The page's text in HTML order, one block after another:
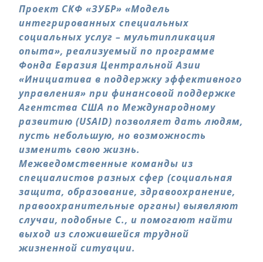
Проект СКФ «ЗУБР» «Модель
интегрированных специальных
социальных услуг – мультипликация
опыта», реализуемый по программе
Фонда Евразия Центральной Азии
«Инициатива в поддержку эффективного
управления» при финансовой поддержке
Агентства США по Международному
развитию (USAID) позволяет дать людям,
пусть небольшую, но возможность
изменить свою жизнь.
Межведомственные команды из
специалистов разных сфер (социальная
защита, образование, здравоохранение,
правоохранительные органы) выявляют
случаи, подобные С., и помогают найти
выход из сложившейся трудной
жизненной ситуации.